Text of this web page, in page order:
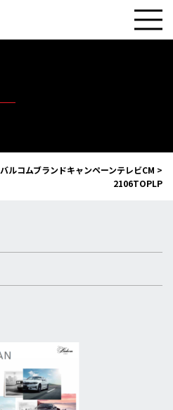
バルコムブランドキャンペーンテレビCM >
2106TOPLP